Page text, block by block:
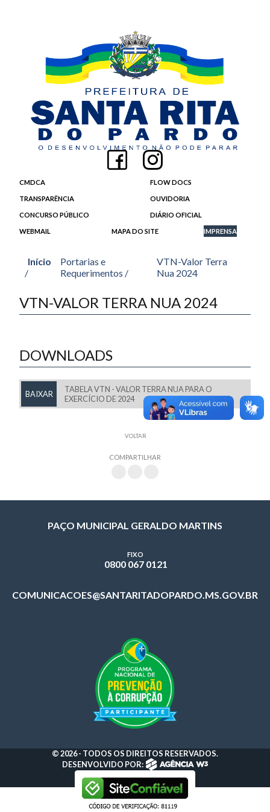
CMDCA FLOW DOCS
TRANSPARÊNCIA OUVIDORIA
CONCURSO PÚBLICO DIÁRIO OFICIAL
WEBMAIL MAPA DO SITE IMPRENSA
Início
/
Portarias e
Requerimentos /
VTN-Valor Terra
Nua 2024
VTN-VALOR TERRA NUA 2024
DOWNLOADS
BAIXAR
TABELA VTN - VALOR TERRA NUA PARA O
EXERCÍCIO DE 2024
VOLTAR
COMPARTILHAR
PAÇO MUNICIPAL GERALDO MARTINS
FIXO
0800 067 0121
COMUNICACOES@SANTARITADOPARDO.MS.GOV.BR
© 2026 - TODOS OS DIREITOS RESERVADOS.
DESENVOLVIDO POR: